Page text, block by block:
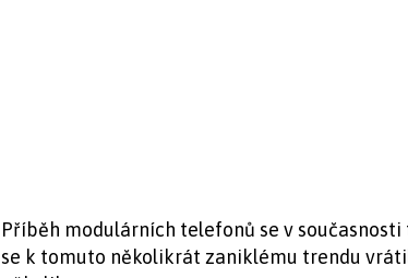
Příběh modulárních telefonů se v
se k tomuto několikrát zaniklému trendu